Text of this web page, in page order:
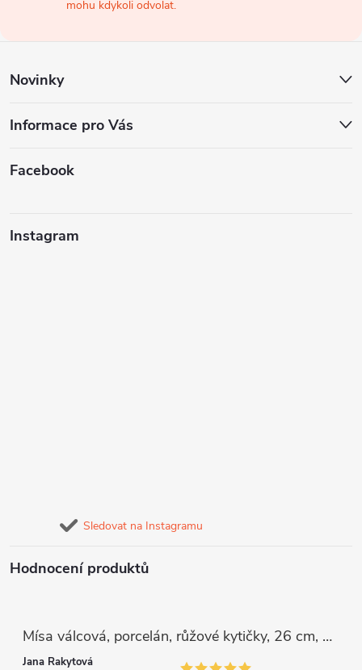
í
mohu kdykoli odvolat.
Novinky
Informace pro Vás
Facebook
Instagram
Sledovat na Instagramu
Hodnocení produktů
Mísa válcová, porcelán, růžové kytičky, 26 cm, G. Benedikt
Jana Rakytová